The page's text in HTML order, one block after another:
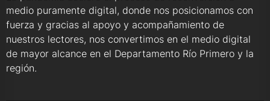
medio puramente digital, donde nos posicionamos con
fuerza y gracias al apoyo y acompañamiento de
nuestros lectores, nos convertimos en el medio digital
de mayor alcance en el Departamento Río Primero y la
región.